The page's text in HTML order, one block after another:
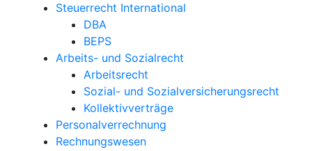
Steuerrecht International
DBA
BEPS
Arbeits- und Sozialrecht
Arbeitsrecht
Sozial- und Sozialversicherungsrecht
Kollektivverträge
Personalverrechnung
Rechnungswesen